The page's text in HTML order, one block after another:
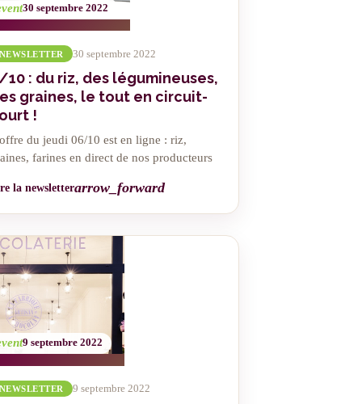
30 septembre 2022
30 septembre 2022
10 : du riz, des légumineuses,
graines, le tout en circuit-
!
du jeudi 06/10 est en ligne : riz,
farines en direct de nos producteurs
la newsletterarrow_forward
9 septembre 2022
9 septembre 2022